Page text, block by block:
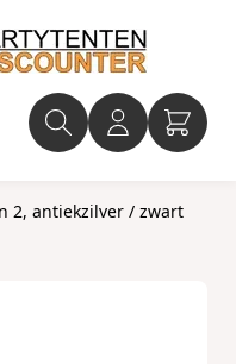
2, antiekzilver / zwart